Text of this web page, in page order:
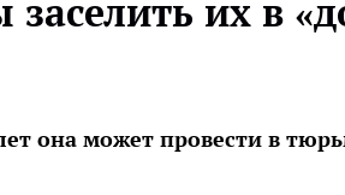
заселить их в
она может провести в